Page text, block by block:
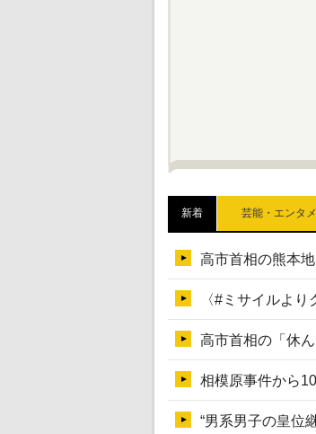
新着 芸能・エンタメ